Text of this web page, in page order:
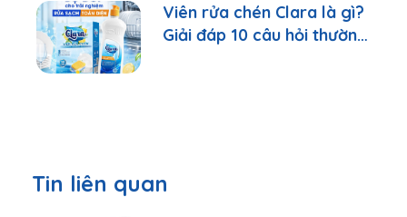
Viên rửa chén Clara là gì?
Giải đáp 10 câu hỏi thường
Tin liên quan